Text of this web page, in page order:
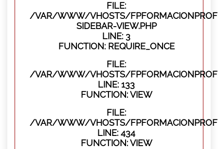
FILE:
/VAR/WWW/VHOSTS/
SIDEBAR-VIEW.PHP
LINE: 3
FUNCTION: REQUIRE_ONCE
FILE:
/VAR/WWW/VHOSTS/
LINE: 133
FUNCTION: VIEW
FILE:
/VAR/WWW/VHOSTS/
LINE: 434
FUNCTION: VIEW